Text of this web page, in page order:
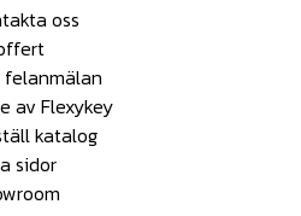
oss
felanmälan
av Flexykey
katalog
sidor